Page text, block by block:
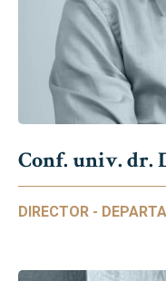
Conf. univ. dr.
DIRECTOR -